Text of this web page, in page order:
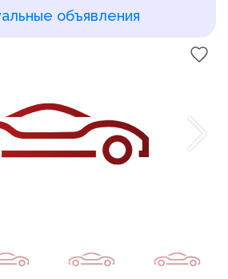
объявления